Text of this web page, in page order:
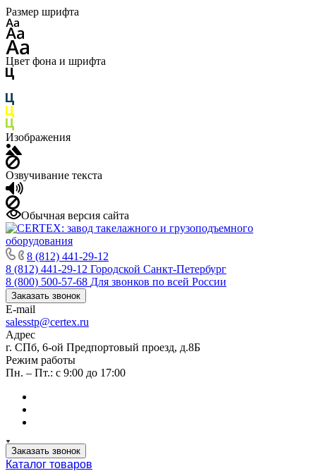
Размер шрифта
Цвет фона и шрифта
Изображения
Озвучивание текста
Обычная версия сайта
8 (812) 441-29-12
8 (812) 441-29-12 Городской Санкт-Петербург
8 (800) 500-57-68 Для звонков по всей России
Заказать звонок
E-mail
salesstp@certex.ru
Адрес
г. СПб, 6-ой Предпортовый проезд, д.8Б
Режим работы
Пн. – Пт.: с 9:00 до 17:00
Заказать звонок
Каталог товаров